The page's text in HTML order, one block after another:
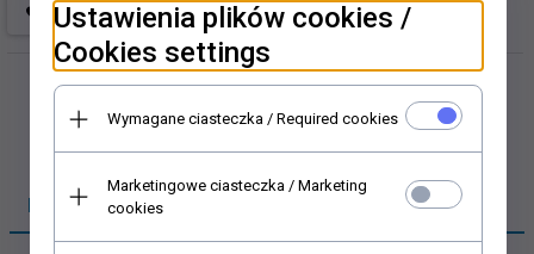
PRODUKTBESCHREIBUNG
Ustawienia plików cookies /
Cookies settings
Wymagane ciasteczka / Required cookies
Marketingowe ciasteczka / Marketing
cookies